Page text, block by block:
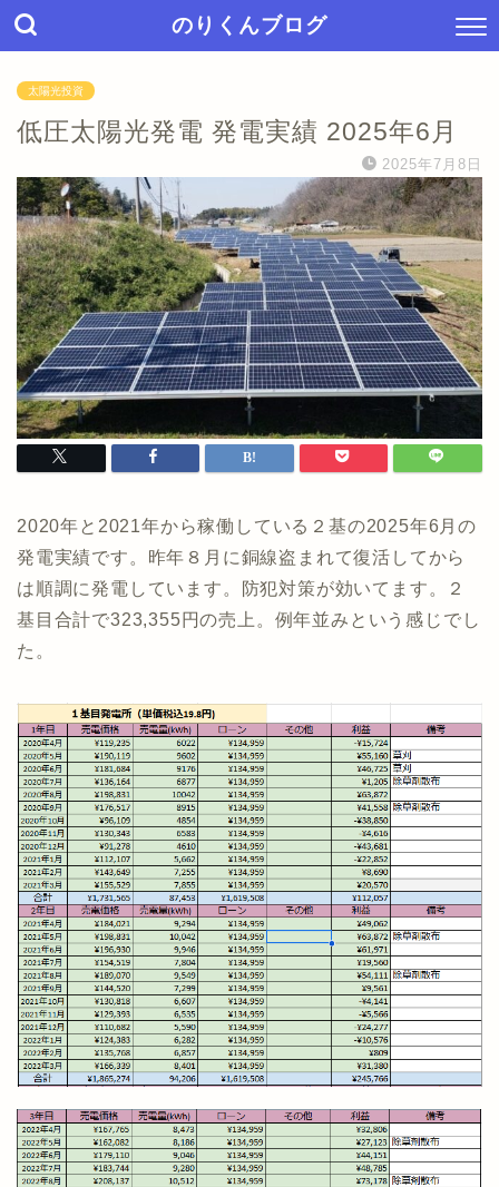
のりくんブログ
太陽光投資
低圧太陽光発電 発電実績 2025年6月
2025年7月8日
2020年と2021年から稼働している２基の2025年6月の
発電実績です。昨年８月に銅線盗まれて復活してから
は順調に発電しています。防犯対策が効いてます。２
基目合計で323,355円の売上。例年並みという感じでし
た。